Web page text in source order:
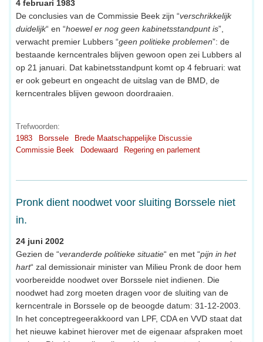
4 februari 1983
De conclusies van de Commissie Beek zijn “verschrikkelijk
duidelijk“ en “hoewel er nog geen kabinetsstandpunt is”,
verwacht premier Lubbers “geen politieke problemen”: de
bestaande kerncentrales blijven gewoon open zei Lubbers al
op 21 januari. Dat kabinetsstandpunt komt op 4 februari: wat
er ook gebeurt en ongeacht de uitslag van de BMD, de
kerncentrales blijven gewoon doordraaien.
Trefwoorden:
1983
Borssele
Brede Maatschappelijke Discussie
Commissie Beek
Dodewaard Regering en parlement
Pronk dient noodwet voor sluiting Borssele niet
in.
24 juni 2002
Gezien de “veranderde politieke situatie“ en met “pijn in het
hart“ zal demissionair minister van Milieu Pronk de door hem
voorbereidde noodwet over Borssele niet indienen. Die
noodwet had zorg moeten dragen voor de sluiting van de
kerncentrale in Borssele op de beoogde datum: 31-12-2003.
In het conceptregeerakkoord van LPF, CDA en VVD staat dat
het nieuwe kabinet hierover met de eigenaar afspraken moet